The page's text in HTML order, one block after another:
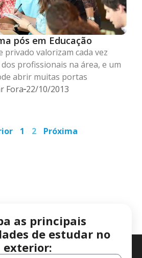
pós em Educação
privado valorizam cada vez
profissionais na área, e um
abrir muitas portas
Fora 22/10/2013
1 2 Próxima
as principais
de estudar no
exterior: